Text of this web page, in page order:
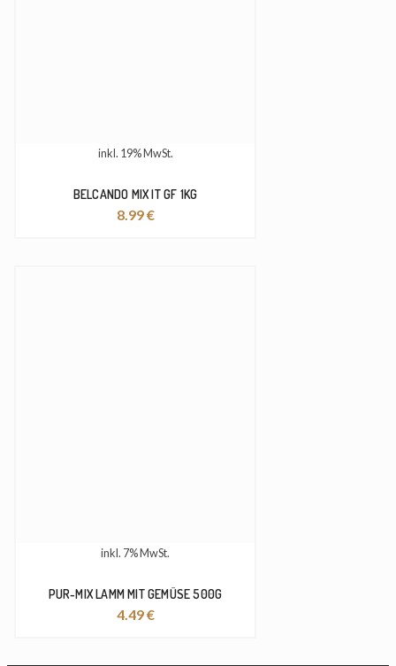
inkl. 19% MwSt.
BELCANDO MIX IT GF 1KG
8.99€
inkl. 7% MwSt.
PUR-MIX LAMM MIT GEMÜSE 500G
4.49€